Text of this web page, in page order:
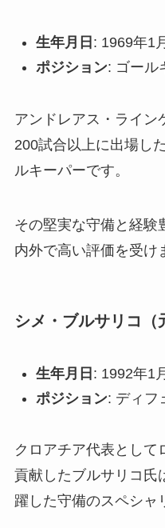
生年月日 : 1969年1
ポジション: ゴール
アンドレアス・ライン
200試合以上に出場し
ルキーパーです。
その堅実な守備と経験
内外で高い評価を受け
シメ・ブルサリコ（
生年月日 : 1992年1
ポジション: ディフ
クロアチア代表として
貢献したブルサリコ氏
躍した守備のスペシャ